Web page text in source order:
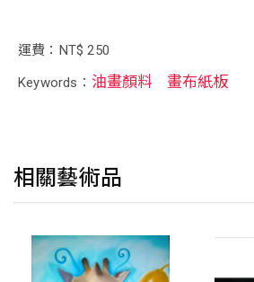
運費：NT$ 250
Keywords： 油畫顏料 畫布紙板
相關藝術品